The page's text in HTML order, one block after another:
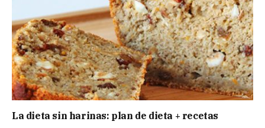
La dieta sin harinas: plan de dieta + recetas